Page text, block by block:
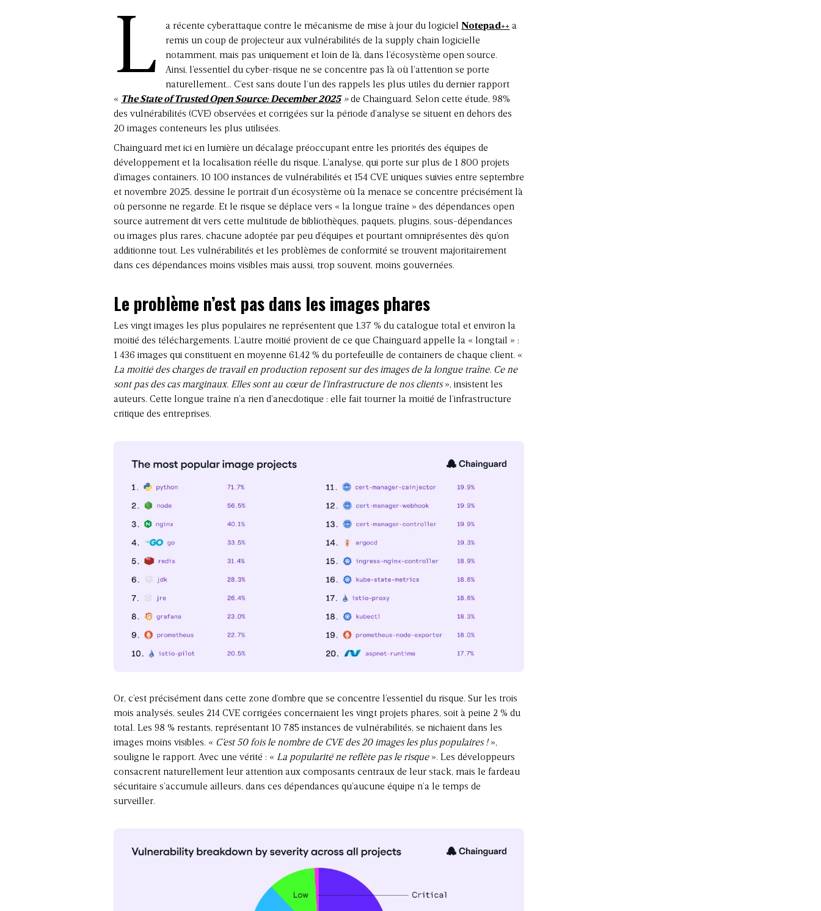
L a récente cyberattaque contre le mécanisme de mise à jour du logiciel Notepad++ a
remis un coup de projecteur aux vulnérabilités de la supply chain logicielle
notamment, mais pas uniquement et loin de là, dans l’écosystème open source.
Ainsi, l’essentiel du cyber-risque ne se concentre pas là où l’attention se porte
naturellement… C’est sans doute l’un des rappels les plus utiles du dernier rapport
« The State of Trusted Open Source: December 2025»de Chainguard. Selon cette étude, 98%
des vulnérabilités (CVE) observées et corrigées sur la période d’analyse se situent en dehors des
20 images conteneurs les plus utilisées.
Chainguard met ici en lumière un décalage préoccupant entre les priorités des équipes de
développement et la localisation réelle du risque. L’analyse, qui porte sur plus de 1 800 projets
d’images containers, 10 100 instances de vulnérabilités et 154 CVE uniques suivies entre septembre
et novembre 2025, dessine le portrait d’un écosystème où la menace se concentre précisément là
où personne ne regarde. Et le risque se déplace vers « la longue traîne » des dépendances open
source autrement dit vers cette multitude de bibliothèques, paquets, plugins, sous-dépendances
ou images plus rares, chacune adoptée par peu d’équipes et pourtant omniprésentes dès qu’on
additionne tout. Les vulnérabilités et les problèmes de conformité se trouvent majoritairement
dans ces dépendances moins visibles mais aussi, trop souvent, moins gouvernées.
Le problème n’est pas dans les images phares
Les vingt images les plus populaires ne représentent que 1,37 % du catalogue total et environ la
moitié des téléchargements. L’autre moitié provient de ce que Chainguard appelle la « longtail » :
1 436 images qui constituent en moyenne 61,42 % du portefeuille de containers de chaque client. «
La moitié des charges de travail en production reposent sur des images de la longue traîne. Ce ne
sont pas des cas marginaux. Elles sont au cœur de l’infrastructure de nos clients», insistent les
auteurs. Cette longue traîne n’a rien d’anecdotique : elle fait tourner la moitié de l’infrastructure
critique des entreprises.
Or, c’est précisément dans cette zone d’ombre que se concentre l’essentiel du risque. Sur les trois
mois analysés, seules 214 CVE corrigées concernaient les vingt projets phares, soit à peine 2 % du
total. Les 98 % restants, représentant 10 785 instances de vulnérabilités, se nichaient dans les
images moins visibles. « C’est 50 fois le nombre de CVE des 20 images les plus populaires !»,
souligne le rapport. Avec une vérité : « La popularité ne reflète pas le risque». Les développeurs
consacrent naturellement leur attention aux composants centraux de leur stack, mais le fardeau
sécuritaire s’accumule ailleurs, dans ces dépendances qu’aucune équipe n’a le temps de
surveiller.